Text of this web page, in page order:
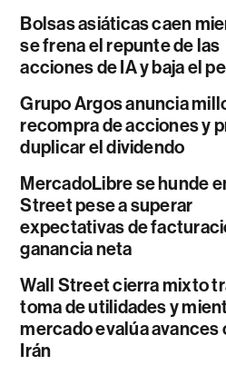
Bolsas asiáticas caen
se frena el repunte de las
acciones de IA y baja el
Grupo Argos anuncia
recompra de acciones y
duplicar el dividendo
MercadoLibre se hunde
Street pese a superar
expectativas de
ganancia neta
Wall Street cierra mixto
toma de utilidades y
mercado evalúa avances
Irán